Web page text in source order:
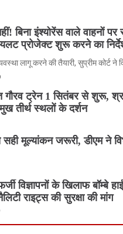
बिना इंश्योरेंस वाले वाहनों पर
प्रोजेक्ट शुरू करने का
लागू करने की तैयारी, सुप्रीम कोर्ट ने
गौरव ट्रेन 1 सितंबर से शुरू,
तीर्थ स्थलों के दर्शन
मूल्यांकन जरूरी, डीएम ने
विज्ञापनों के खिलाफ बॉम्बे
राइट्स की सुरक्षा की मांग